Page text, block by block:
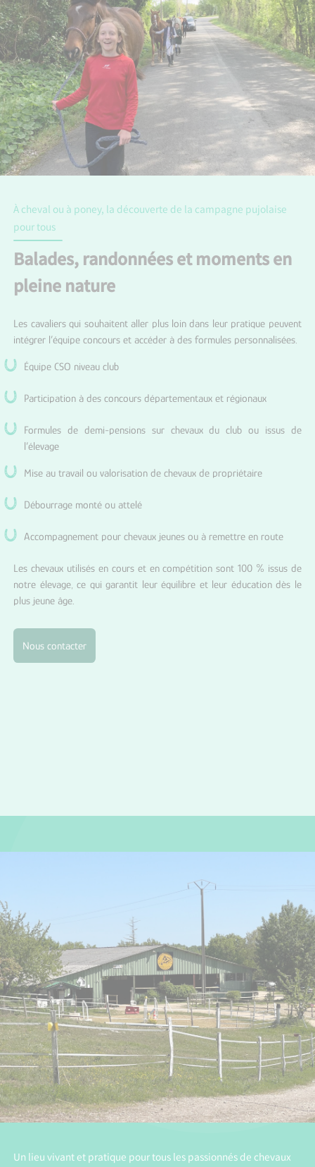
À cheval ou à poney, la découverte de la campagne pujolaise
pour tous
Balades, randonnées et moments en
pleine nature
Les cavaliers qui souhaitent aller plus loin dans leur pratique peuvent
intégrer l’équipe concours et accéder à des formules personnalisées.
Équipe CSO niveau club
Participation à des concours départementaux et régionaux
Formules de demi-pensions sur chevaux du club ou issus de
l’élevage
Mise au travail ou valorisation de chevaux de propriétaire
Débourrage monté ou attelé
Accompagnement pour chevaux jeunes ou à remettre en route
Les chevaux utilisés en cours et en compétition sont 100 % issus de
notre élevage, ce qui garantit leur équilibre et leur éducation dès le
plus jeune âge.
Nous contacter
Un lieu vivant et pratique pour tous les passionnés de chevaux